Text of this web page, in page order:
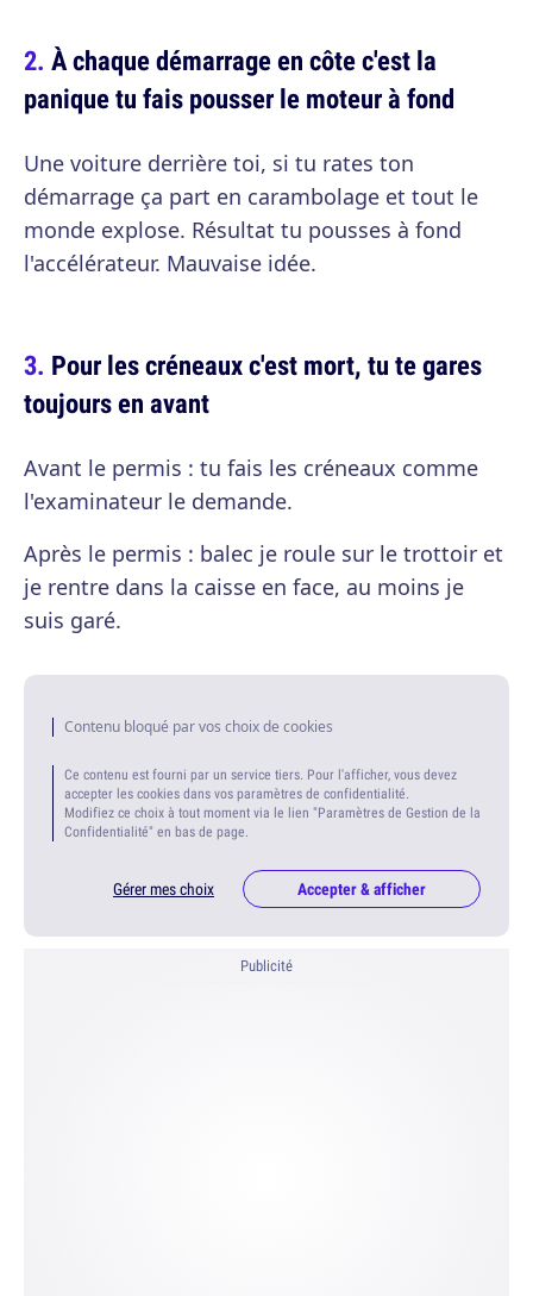
À chaque démarrage en côte c'est la
panique tu fais pousser le moteur à fond
Une voiture derrière toi, si tu rates ton
démarrage ça part en carambolage et tout le
monde explose. Résultat tu pousses à fond
l'accélérateur. Mauvaise idée.
Pour les créneaux c'est mort, tu te gares
toujours en avant
Avant le permis : tu fais les créneaux comme
l'examinateur le demande.
Après le permis : balec je roule sur le trottoir et
je rentre dans la caisse en face, au moins je
suis garé.
Contenu bloqué par vos choix de cookies
Ce contenu est fourni par un service tiers. Pour l'afficher, vous devez
accepter les cookies dans vos paramètres de confidentialité.
Modifiez ce choix à tout moment via le lien "Paramètres de Gestion de la
Confidentialité" en bas de page.
Gérer mes choix Accepter & afficher
Publicité